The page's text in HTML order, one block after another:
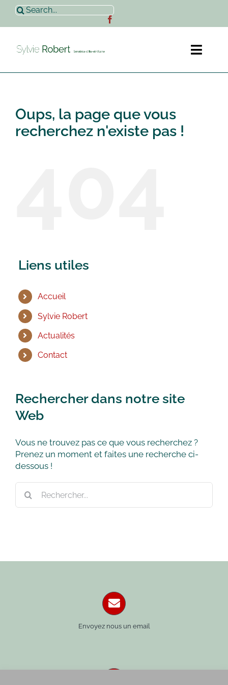
Passer
contenu
Rechercher:
Sylvie Robert
Oups, la page que vous
recherchez n'existe pas !
Liens utiles
Accueil
Sylvie Robert
Actualités
Contact
Rechercher dans notre site
Web
Vous ne trouvez pas ce que vous recherchez ?
Prenez un moment et faites une recherche ci-
dessous !
Envoyez nous un email